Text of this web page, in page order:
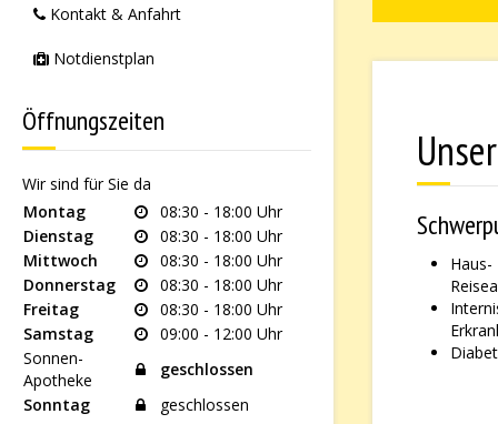
Kontakt & Anfahrt
Notdienstplan
Öffnungszeiten
Wir sind für Sie da
Montag
08:30 - 18:00 Uhr
Dienstag
08:30 - 18:00 Uhr
Mittwoch
08:30 - 18:00 Uhr
Donnerstag
08:30 - 18:00 Uhr
Freitag
08:30 - 18:00 Uhr
Samstag
09:00 - 12:00 Uhr
Sonnen-
Apotheke
geschlossen
Sonntag
geschlossen